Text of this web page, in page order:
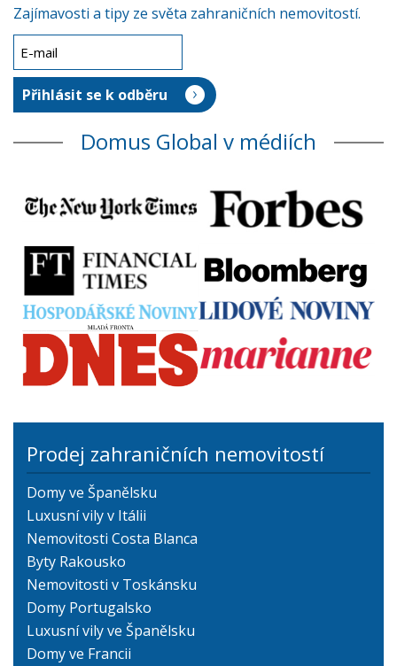
Zajímavosti a tipy ze světa zahraničních nemovitostí.
Domus Global v médiích
Prodej zahraničních nemovitostí
Domy ve Španělsku
Luxusní vily v Itálii
Nemovitosti Costa Blanca
Byty Rakousko
Nemovitosti v Toskánsku
Domy Portugalsko
Luxusní vily ve Španělsku
Domy ve Francii